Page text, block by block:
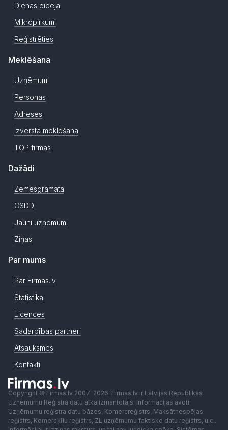
Dienas pieeja
Mikropirkumi
Reģistrēties
Meklēšana
Uzņēmumi
Personas
Adreses
Izvērstā meklēšana
TOP firmas
Dažādi
Zemesgrāmata
CSDD
Jauni uzņēmumi
Ziņas
Par mums
Par Firmas.lv
Statistika
Licences
Sadarbības partneri
Atsauksmes
Kontakti
Copyright © Firmas.lv 2007-2026. Firmas.lv ir Latvijas Republikas
Uzņēmumu Reģistra datu atkalizmantotājs. Informācijas avoti:
Uzņēmumu reģistra datu bāzes, Komercreģistrs, Maksātnespējas
reģistrs, Komercķīlu reģistrs, ZL uzņēmumu faktisko datu reģistrs, u.c..